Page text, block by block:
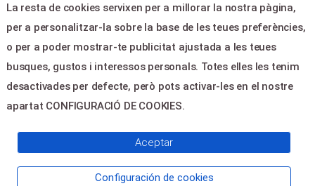
MUSEROS 46136
casadecultura@museros.es
+34 961441680
© 2026Servientradas, All Right Reserved
La resta de cookies servixen per a millorar la nostra pàgina,
per a personalitzar-la sobre la base de les teues preferències,
o per a poder mostrar-te publicitat ajustada a les teues
busques, gustos i interessos personals. Totes elles les tenim
desactivades per defecte, però pots activar-les en el nostre
apartat CONFIGURACIÓ DE COOKIES.
Aceptar
Configuración de cookies